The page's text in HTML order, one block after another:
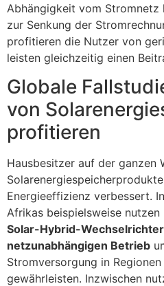
Abhängigkeit vom Stromnetz
zur Senkung der
profitieren die Nutzer von
leisten gleichzeitig einen
Globale
von
profitieren
Hausbesitzer auf der ganzen
Energieeffizienz verbessert.
Afrikas beispielsweise nutzen
Solar-Hybrid-
netzunabhängigen Betrieb
Stromversorgung in
gewährleisten. Inzwischen